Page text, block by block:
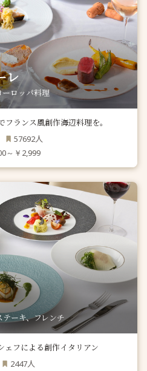
レ
ーロッパ料理
ランス風創作海辺料理を。
57692人
～￥2,999
ーキ、フレンチ
ェフによる創作イタリアン
2447人